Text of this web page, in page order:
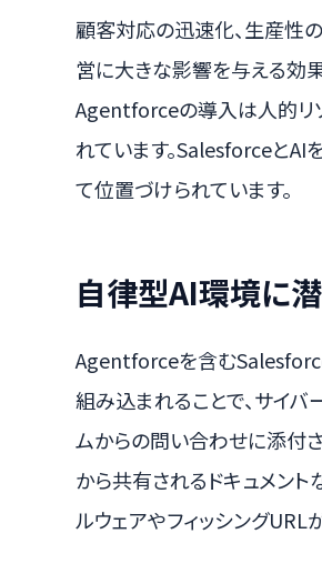
顧客対応の迅速化、生産性
営に大きな影響を与える効
Agentforceの導入は人的リ
れています。Salesforceと
て位置づけられています。
自律型AI環境に潜
Agentforceを含む
組み込まれることで、サイ
ムからの問い合わせに添付
から共有されるドキュメン
ルウェアやフィッシングURL